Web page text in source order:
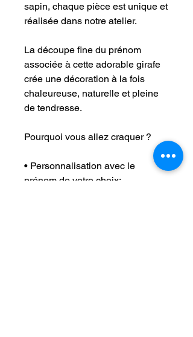
sapin, chaque pièce est unique et
réalisée dans notre atelier.
La découpe fine du prénom
associée à cette adorable girafe
crée une décoration à la fois
chaleureuse, naturelle et pleine
de tendresse.
Pourquoi vous allez craquer ?
• Personnalisation avec le
prénom de votre choix: